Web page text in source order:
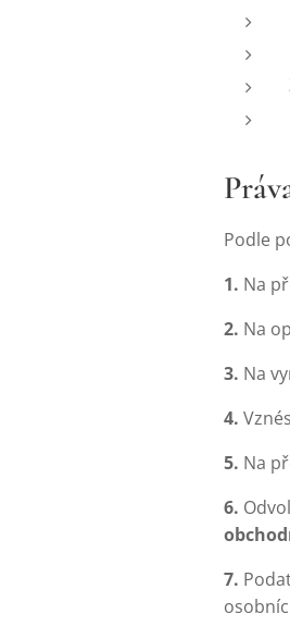
Podle
1. Na
2. Na
3. Na
4.
5. Na
6.
7.